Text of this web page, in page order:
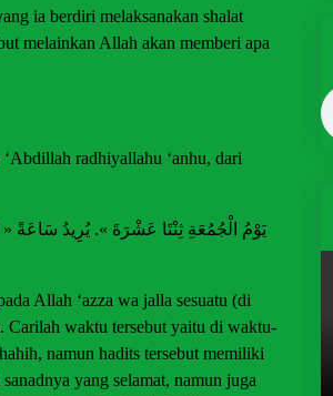
ia berdiri melaksanakan shalat
melainkan Allah akan memberi apa
radhiyallahu ‘anhu, dari
Allah ‘azza wa jalla sesuatu (di
Carilah waktu tersebut yaitu di waktu-
namun hadits tersebut memiliki
yang selamat, namun juga